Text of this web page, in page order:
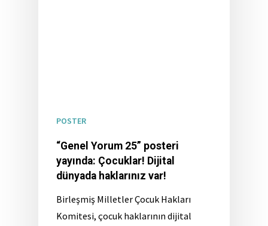
POSTER
“Genel Yorum 25” posteri
yayında: Çocuklar! Dijital
dünyada haklarınız var!
Birleşmiş Milletler Çocuk Hakları
Komitesi, çocuk haklarının dijital